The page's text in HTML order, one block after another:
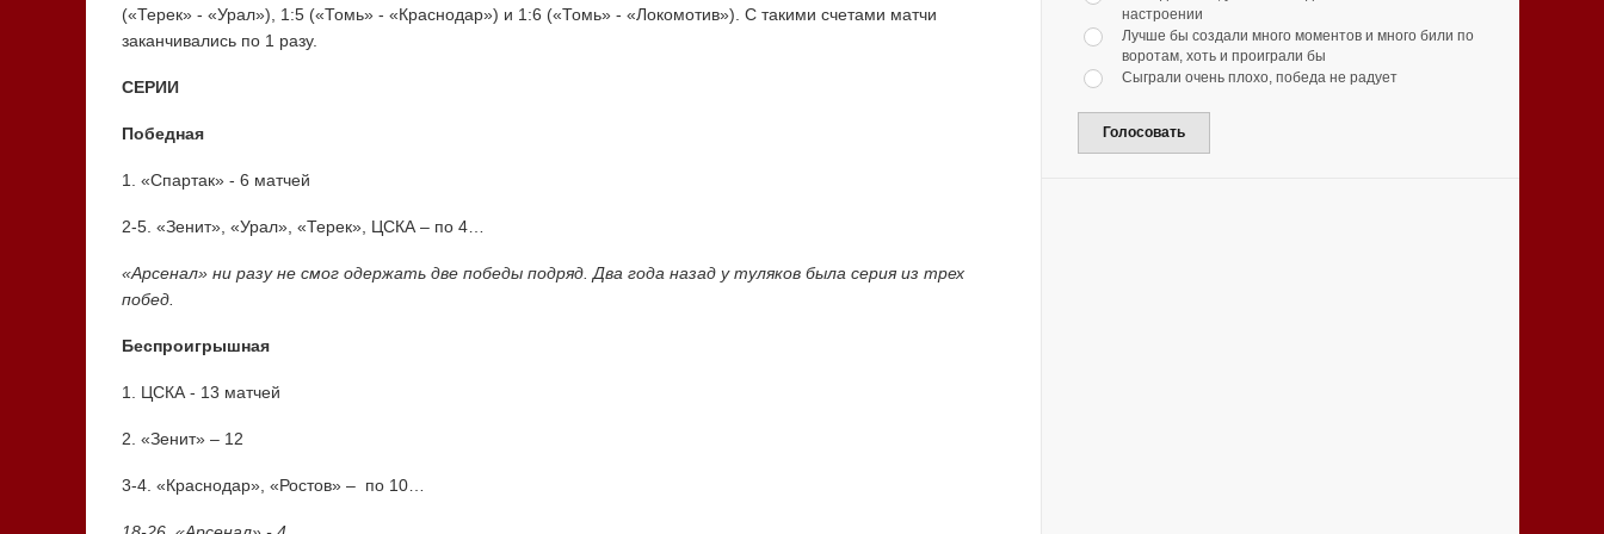
(«Терек» - «Урал»), 1:5 («Томь» - «Краснодар») и 1:6 («Томь» - «Локомотив»). С такими счетами матчи
заканчивались по 1 разу.
СЕРИИ
Победная
1. «Спартак» - 6 матчей
2-5. «Зенит», «Урал», «Терек», ЦСКА – по 4…
«Арсенал» ни разу не смог одержать две победы подряд. Два года назад у туляков была серия из трех
побед.
Беспроигрышная
1. ЦСКА - 13 матчей
2. «Зенит» – 12
3-4. «Краснодар», «Ростов» – по 10…
настроении
Лучше бы создали много моментов и много били по
воротам, хоть и проиграли бы
Сыграли очень плохо, победа не радует
Голосовать